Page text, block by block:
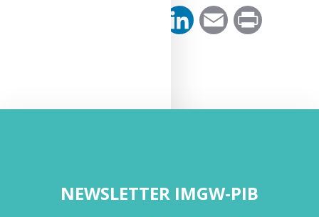
Facebook
TwitterPinterest
LinkedIn
Email
NEWSLETTER IMGW-PIB